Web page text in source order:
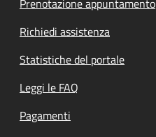
Prenotazione appuntamento
Richiedi assistenza
Statistiche del portale
Leggi le FAQ
Pagamenti